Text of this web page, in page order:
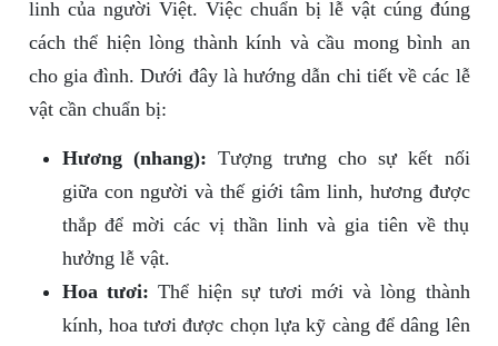
linh của người Việt. Việc chuẩn bị lễ vật cúng đúng
cách thể hiện lòng thành kính và cầu mong bình an
cho gia đình. Dưới đây là hướng dẫn chi tiết về các lễ
vật cần chuẩn bị:
Hương (nhang): Tượng trưng cho sự kết nối
giữa con người và thế giới tâm linh, hương được
thắp để mời các vị thần linh và gia tiên về thụ
hưởng lễ vật.
Hoa tươi: Thể hiện sự tươi mới và lòng thành
kính, hoa tươi được chọn lựa kỹ càng để dâng lên